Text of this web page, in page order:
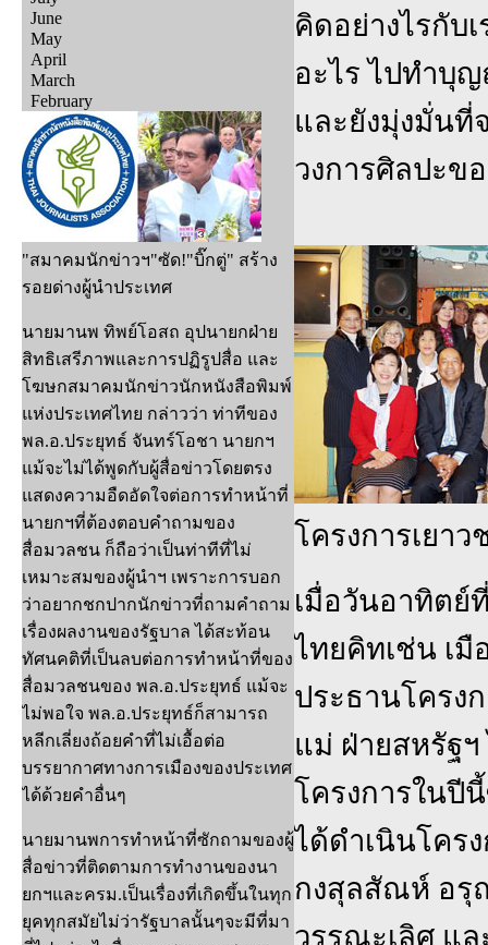
June
May
April
March
February
"สมาคมนักข่าวฯ"ซัด!"บิ๊กตู่" สร้าง
รอยด่างผู้นำประเทศ
นายมานพ ทิพย์โอสถ อุปนายกฝ่าย
สิทธิเสรีภาพและการปฏิรูปสื่อ และ
โฆษกสมาคมนักข่าวนักหนังสือพิมพ์
แห่งประเทศไทย กล่าวว่า ท่าทีของ
พล.อ.ประยุทธ์ จันทร์โอชา นายกฯ
แม้จะไม่ได้พูดกับผู้สื่อข่าวโดยตรง
แสดงความอืดอัดใจต่อการทำหน้าที่
นายกฯที่ต้องตอบคำถามของ
สื่อมวลชน ก็ถือว่าเป็นท่าทีที่ไม่
เหมาะสมของผู้นำฯ เพราะการบอก
ว่าอยากชกปากนักข่าวที่ถามคำถาม
เรื่องผลงานของรัฐบาล ได้สะท้อน
ทัศนคติที่เป็นลบต่อการทำหน้าที่ของ
สื่อมวลชนของ พล.อ.ประยุทธ์ แม้จะ
ไม่พอใจ พล.อ.ประยุทธ์ก็สามารถ
หลีกเลี่ยงถ้อยคำที่ไม่เอื้อต่อ
บรรยากาศทางการเมืองของประเทศ
ได้ด้วยคำอื่นๆ
นายมานพการทำหน้าที่ซักถามของผู้
สื่อข่าวที่ติดตามการทำงานของนา
ยกฯและครม.เป็นเรื่องที่เกิดขึ้นในทุก
ยุคทุกสมัยไม่ว่ารัฐบาลนั้นๆจะมีที่มา
คิดอย่างไรกับ
อะไร ไปทำบุ
และยังมุ่งมั่นที่
วงการศิลปะข
โครงการเยา
เมื่อวันอาทิตย์
ไทยคิทเช่น เมื
ประธานโครง
แม่ ฝ่ายสหรัฐ
โครงการในปี
ได้ดำเนินโคร
กงสุลสัณห์ อรุ
วรรณะเลิศ แ